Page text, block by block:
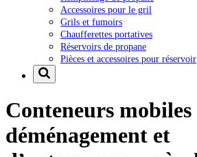
Accessoires pour le gril
Grils et fumoirs
Chaufferettes portatives
Réservoirs de propane
Pièces et accessoires pour réservoir
Conteneurs mobiles
déménagement et